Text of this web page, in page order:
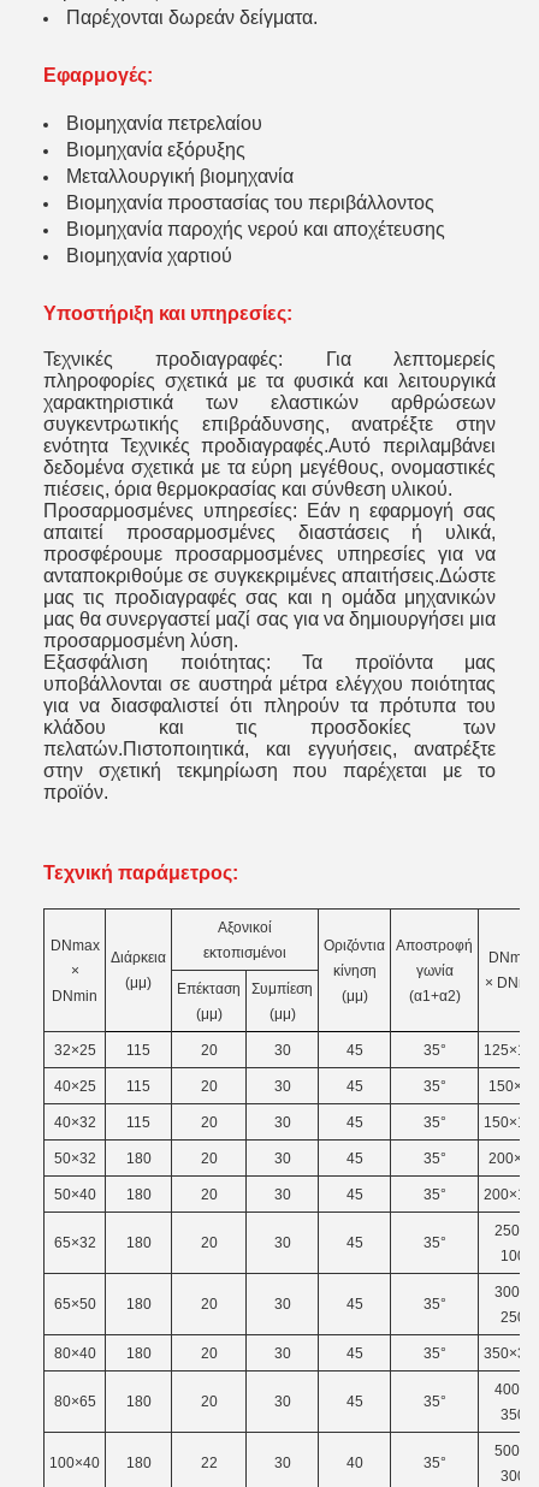
Παρέχονται δωρεάν δείγματα.
Εφαρμογές:
Βιομηχανία πετρελαίου
Βιομηχανία εξόρυξης
Μεταλλουργική βιομηχανία
Βιομηχανία προστασίας του περιβάλλοντος
Βιομηχανία παροχής νερού και αποχέτευσης
Βιομηχανία χαρτιού
Υποστήριξη και υπηρεσίες:
Τεχνικές προδιαγραφές: Για λεπτομερείς
πληροφορίες σχετικά με τα φυσικά και λειτουργικά
χαρακτηριστικά των ελαστικών αρθρώσεων
συγκεντρωτικής επιβράδυνσης, ανατρέξτε στην
ενότητα Τεχνικές προδιαγραφές.Αυτό περιλαμβάνει
δεδομένα σχετικά με τα εύρη μεγέθους, ονομαστικές
πιέσεις, όρια θερμοκρασίας και σύνθεση υλικού.
Προσαρμοσμένες υπηρεσίες: Εάν η εφαρμογή σας
απαιτεί προσαρμοσμένες διαστάσεις ή υλικά,
προσφέρουμε προσαρμοσμένες υπηρεσίες για να
ανταποκριθούμε σε συγκεκριμένες απαιτήσεις.Δώστε
μας τις προδιαγραφές σας και η ομάδα μηχανικών
μας θα συνεργαστεί μαζί σας για να δημιουργήσει μια
προσαρμοσμένη λύση.
Εξασφάλιση ποιότητας: Τα προϊόντα μας
υποβάλλονται σε αυστηρά μέτρα ελέγχου ποιότητας
για να διασφαλιστεί ότι πληρούν τα πρότυπα του
κλάδου και τις προσδοκίες των
πελατών.Πιστοποιητικά, και εγγυήσεις, ανατρέξτε
στην σχετική τεκμηρίωση που παρέχεται με το
προϊόν.
Τεχνική παράμετρος:
DNmax
×
DNmin
Διάρκεια
(μμ)
Αξονικοί
εκτοπισμένοι
Οριζόντια
κίνηση
(μμ)
Αποστροφή
γωνία
(α1+α2)
DNmax
×
Επέκταση
(μμ)
Συμπίεση
(μμ)
32×25 115 20 30 45 35°
40×25 115 20 30 45 35° 150×50
40×32 115 20 30 45 35°
50×32 180 20 30 45 35° 200×80
50×40 180 20 30 45 35°
65×32 180 20 30 45 35°
250 ×
100
65×50 180 20 30 45 35°
300 ×
250
80×40 180 20 30 45 35°
80×65 180 20 30 45 35°
400 ×
350
100×40 180 22 30 40 35°
500 ×
300